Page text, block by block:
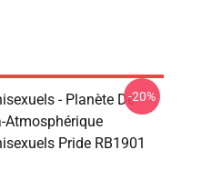
- Planète De
Atmosphérique
Pride RB1901
-20%